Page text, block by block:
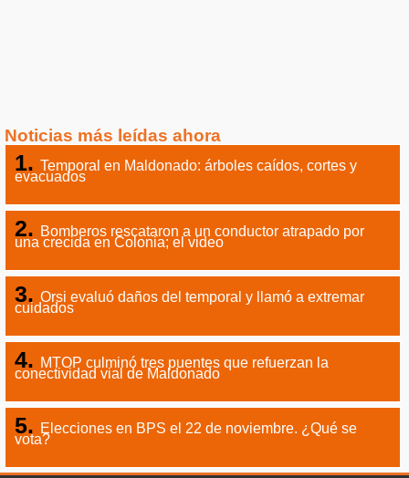
Noticias más leídas ahora
Temporal en Maldonado: árboles caídos, cortes y
evacuados
Bomberos rescataron a un conductor atrapado por
una crecida en Colonia; el video
Orsi evaluó daños del temporal y llamó a extremar
cuidados
MTOP culminó tres puentes que refuerzan la
conectividad vial de Maldonado
Elecciones en BPS el 22 de noviembre. ¿Qué se
vota?